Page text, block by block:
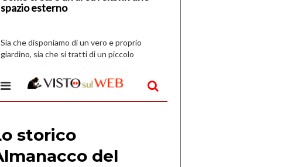
spazio esterno
Sia che disponiamo di un vero e proprio
giardino, sia che si tratti di un piccolo